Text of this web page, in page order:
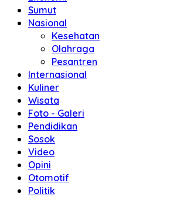
Sumut
Nasional
Kesehatan
Olahraga
Pesantren
Internasional
Kuliner
Wisata
Foto - Galeri
Pendidikan
Sosok
Video
Opini
Otomotif
Politik